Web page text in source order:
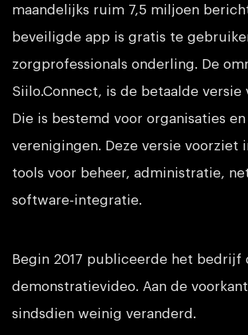
maandelijks ruim 7,5 miljoen
beveiligde app is gratis te
zorgprofessionals onderling. De
Siilo.Connect, is de betaalde versie
Die is bestemd voor organisaties
verenigingen. Deze versie voorziet
tools voor beheer, administratie,
software-integratie.
Begin 2017 publiceerde het bedrijf
demonstratievideo. Aan de
sindsdien weinig veranderd.